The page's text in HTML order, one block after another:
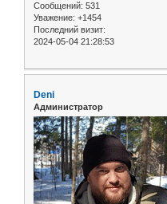
Сообщений: 531
Уважение: +1454
Последний визит:
2024-05-04 21:28:53
Deni
Администратор